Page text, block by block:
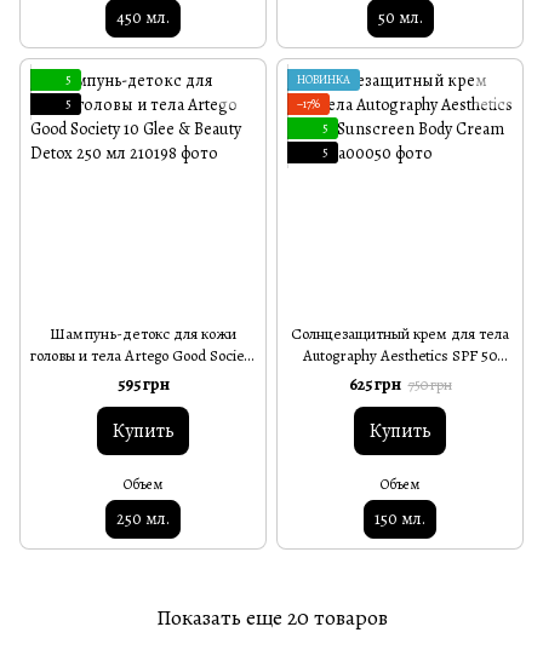
450 мл. 50 мл.
5
5
Шампунь-детокс для кожи
головы и тела Artego Good Society
10 Glee & Beauty Detox 250 мл
595 грн
Купить
Объем
250 мл.
НОВИНКА
−17%
5
5
Солнцезащитный крем для тела
Autography Aesthetics SPF 50
Sunscreen Body Cream 150 мл
625 грн 750 грн
Купить
Объем
150 мл.
Показать еще 20 товаров